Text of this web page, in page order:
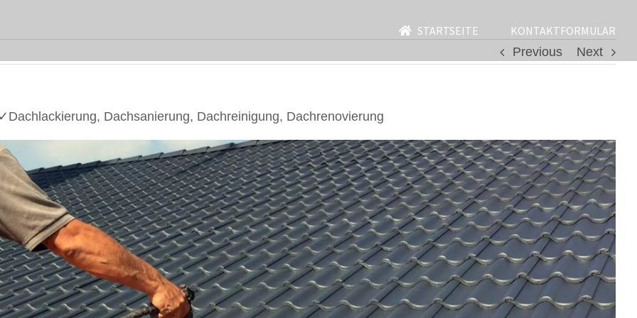
STARTSEITE
KONTAKTFORMULAR
Previous
Next
Dachsanierung, Dachreinigung, Dachrenovierung